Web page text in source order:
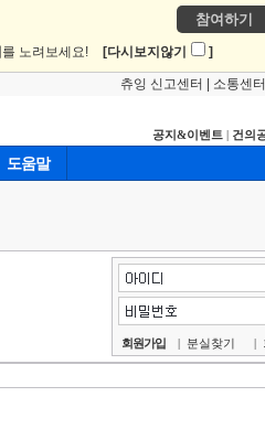
참여하기
를 노려보세요! [다시보지않기 ]
츄잉 신고센터 소통센터
공지&이벤트 | 건의
도움말
회원가입 | 분실찾기 |